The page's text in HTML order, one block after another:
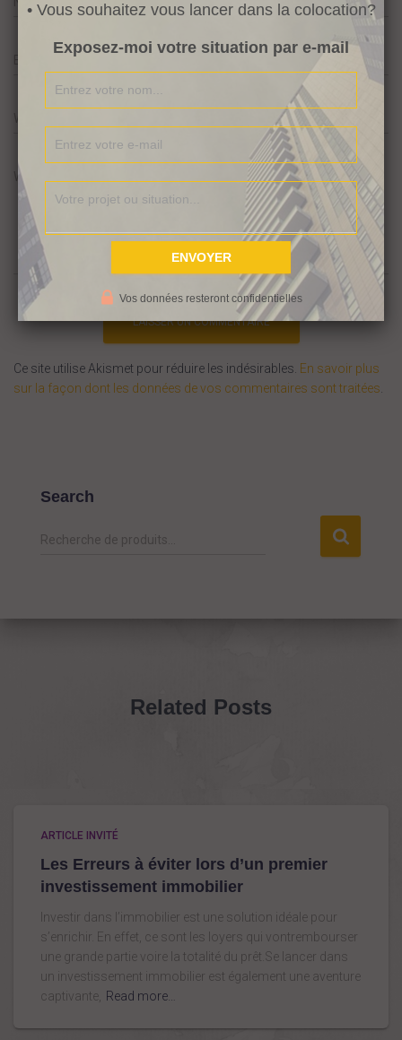
What's on your mind?
Ce site utilise Akismet pour réduire les indésirables. En savoir plus
sur la façon dont les données de vos commentaires sont traitées
Search
RRecherche de produits…
Related Posts
ARTICLE INVITÉ
Les Erreurs à éviter lors d’un premier
investissement immobilier
Investir dans l’immobilier est une solution idéale pour
s’enrichir. En effet, ce sont les loyers qui vontrembourser
une grande partie voire la totalité du prêt.Se lancer dans
un investissement immobilier est également une aventure
captivante, Read more…
• Vous souhaitez vous lancer dans la colocation?
Exposez-moi votre situation par e-mail
Vos données resteront confidentielles